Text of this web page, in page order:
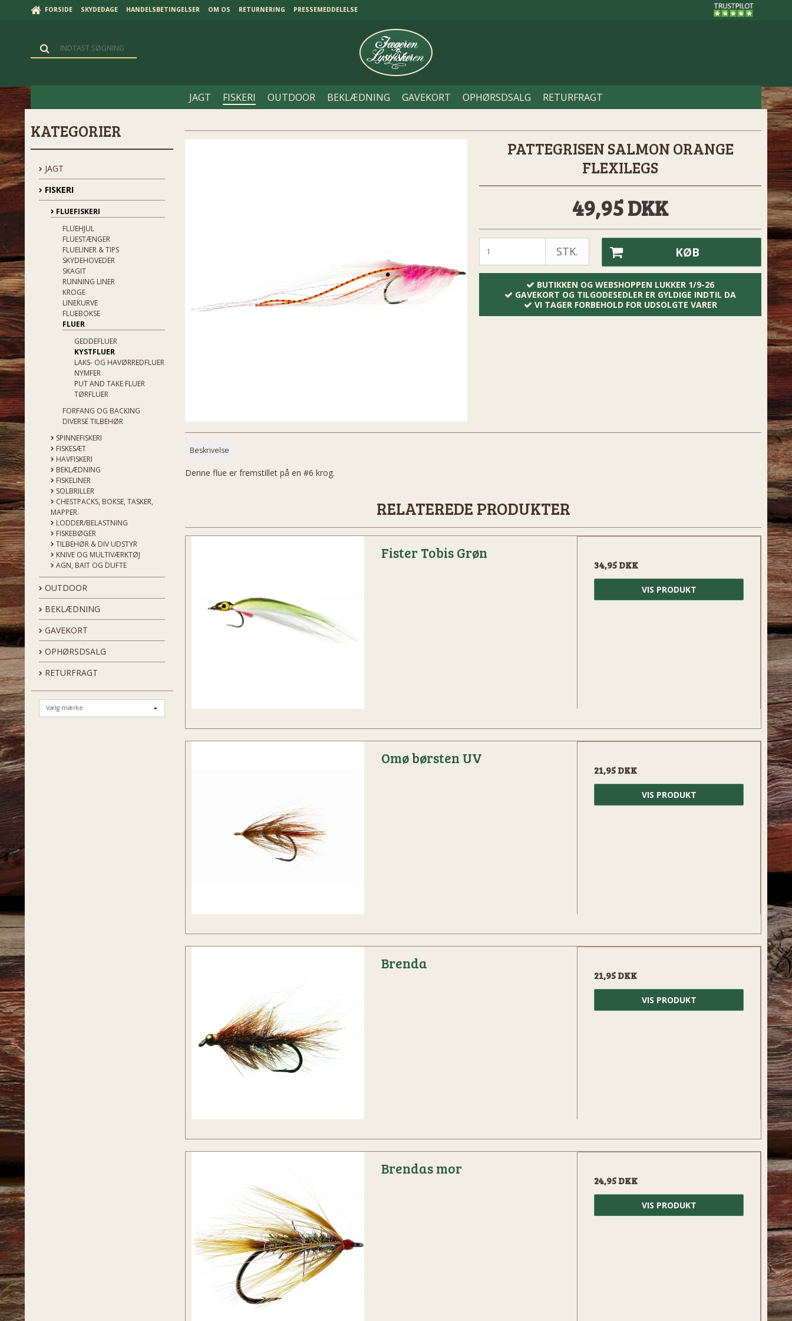
FORSIDE SKYDEDAGE HANDELSBETINGELSER OM OS RETURNERING PRESSEMEDDELELSE
JAGT FISKERI OUTDOOR BEKLÆDNING GAVEKORT OPHØRSDSALG RETURFRAGT
KATEGORIER
JAGT
FISKERI
FLUEFISKERI
FLUEHJUL
FLUESTÆNGER
FLUELINER & TIPS
SKYDEHOVEDER
SKAGIT
RUNNING LINER
KROGE
LINEKURVE
FLUEBOKSE
FLUER
GEDDEFLUER
KYSTFLUER
LAKS- OG HAVØRREDFLUER
NYMFER
PUT AND TAKE FLUER
TØRFLUER
FORFANG OG BACKING
DIVERSE TILBEHØR
SPINNEFISKERI
FISKESÆT
HAVFISKERI
BEKLÆDNING
FISKELINER
SOLBRILLER
CHESTPACKS, BOKSE, TASKER,
MAPPER.
LODDER/BELASTNING
FISKEBØGER
TILBEHØR & DIV UDSTYR
KNIVE OG MULTIVÆRKTØJ
AGN, BAIT OG DUFTE
OUTDOOR
BEKLÆDNING
GAVEKORT
OPHØRSDSALG
RETURFRAGT
PATTEGRISEN SALMON ORANGE
FLEXILEGS
49,95 DKK
STK. KØB
BUTIKKEN OG WEBSHOPPEN LUKKER 1/9-26
GAVEKORT OG TILGODESEDLER ER GYLDIGE INDTIL DA
VI TAGER FORBEHOLD FOR UDSOLGTE VARER
Beskrivelse
Denne flue er fremstillet på en #6 krog.
RELATEREDE PRODUKTER
Fister Tobis Grøn
34,95 DKK
VIS PRODUKT
Omø børsten UV
21,95 DKK
VIS PRODUKT
Brenda
21,95 DKK
VIS PRODUKT
Brendas mor
24,95 DKK
VIS PRODUKT